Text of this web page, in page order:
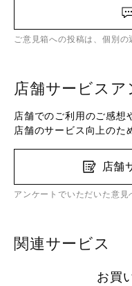
ご意見箱への投稿は、個別の
店舗サービスア
店舗でのご利用のご感想
店舗のサービス向上のた
店舗
アンケートでいただいた意見
関連サービス
お買